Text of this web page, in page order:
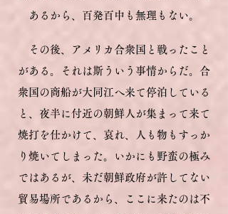
あるから、百発百中も無理もない。
その後、アメリカ合衆国と戦ったこと
がある。それは斯ういう事情からだ。合
衆国の商船が大同江へ来て停泊している
と、夜半に付近の朝鮮人が集まって来て
焼打を仕かけて、哀れ、人も物もすっか
り焼いてしまった。いかにも野蛮の極み
ではあるが、未だ朝鮮政府が許してない
貿易場所であるから、ここに来たのは不